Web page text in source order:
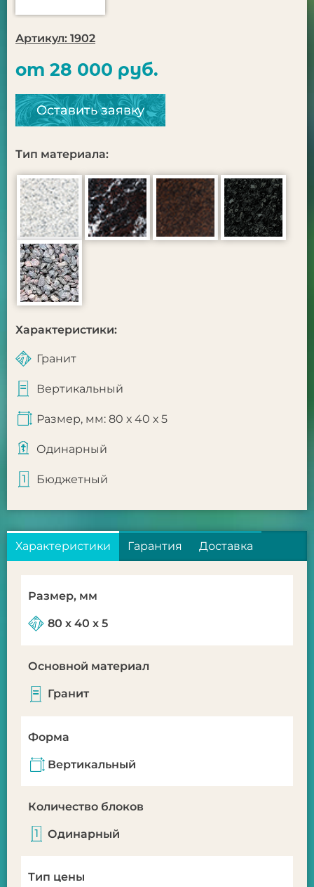
Артикул: 1902
от 28 000 руб.
Оставить заявку
Тип материала:
Характеристики:
Гранит
Вертикальный
Размер, мм: 80 х 40 х 5
Одинарный
Бюджетный
Характеристики Гарантия Доставка
Размер, мм
80 х 40 х 5
Основной материал
Гранит
Форма
Вертикальный
Количество блоков
Одинарный
Тип цены